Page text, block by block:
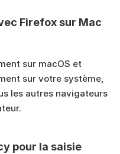
Firefox sur Mac
sur macOS et
sur votre système,
les autres navigateurs
pour la saisie